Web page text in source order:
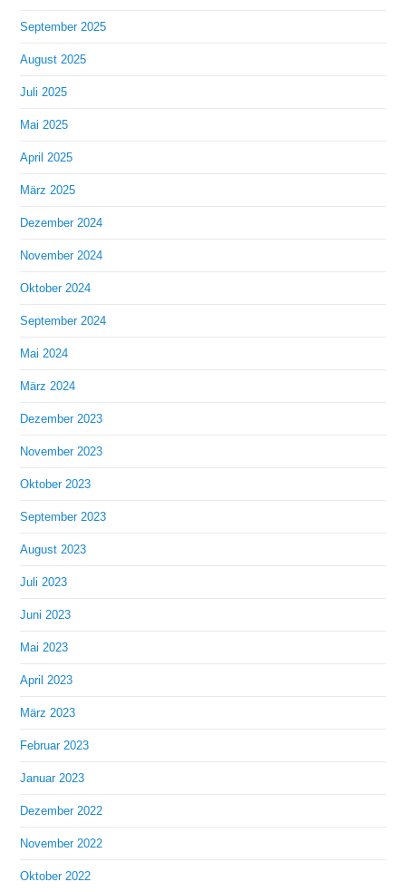
September 2025
August 2025
Juli 2025
Mai 2025
April 2025
März 2025
Dezember 2024
November 2024
Oktober 2024
September 2024
Mai 2024
März 2024
Dezember 2023
November 2023
Oktober 2023
September 2023
August 2023
Juli 2023
Juni 2023
Mai 2023
April 2023
März 2023
Februar 2023
Januar 2023
Dezember 2022
November 2022
Oktober 2022